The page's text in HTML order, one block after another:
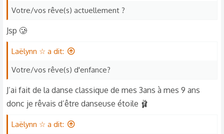
Votre/vos rêve(s) actuellement ?
Jsp 🥲
Laëlynn ☆ a dit:
Votre/vos rêve(s) d'enfance?
J’ai fait de la danse classique de mes 3ans à mes 9 ans
donc je rêvais d’être danseuse étoile 🩰
Laëlynn ☆ a dit: